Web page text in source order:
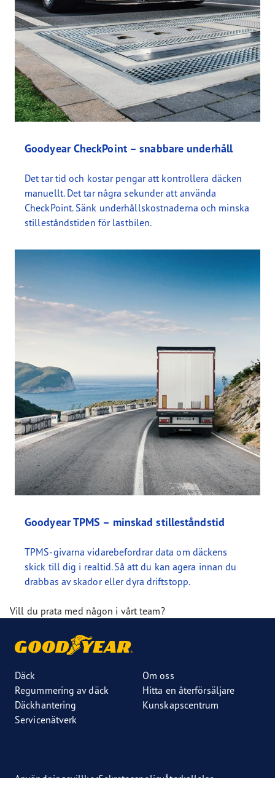
Goodyear CheckPoint – snabbare underhåll
Det tar tid och kostar pengar att kontrollera däcken
manuellt. Det tar några sekunder att använda
CheckPoint. Sänk underhållskostnaderna och minska
stilleståndstiden för lastbilen.
Goodyear TPMS – minskad stilleståndstid
TPMS-givarna vidarebefordrar data om däckens
skick till dig i realtid. Så att du kan agera innan du
drabbas av skador eller dyra driftstopp.
Vill du prata med någon i vårt team?
Däck
Regummering av däck
Däckhantering
Servicenätverk
Om oss
Hitta en återförsäljare
Kunskapscentrum
AnvändningsvillkorSekretesspolicyÅterkallelse